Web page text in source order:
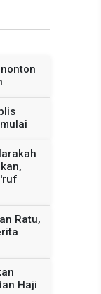
Ratu,
Haji